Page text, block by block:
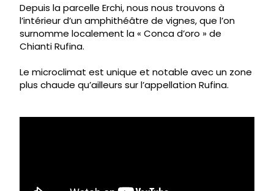
Depuis la parcelle Erchi, nous nous trouvons à
l’intérieur d’un amphithéâtre de vignes, que l’on
surnomme localement la « Conca d’oro » de
Chianti Rufina.
Le microclimat est unique et notable avec un zone
plus chaude qu’ailleurs sur l’appellation Rufina.